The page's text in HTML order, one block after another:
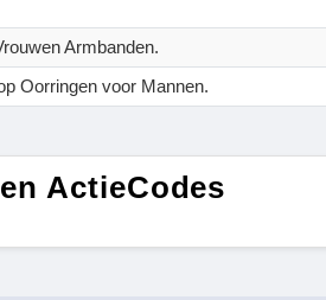
Armbanden.
Oorringen voor Mannen.
ActieCodes